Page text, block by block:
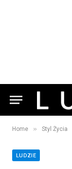
Home » Styl Życia
LUDZIE